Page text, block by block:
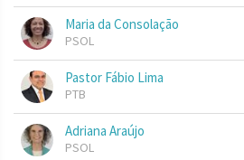
Maria da Consolação
PSOL
Pastor Fábio Lima
PTB
Adriana Araújo
PSOL